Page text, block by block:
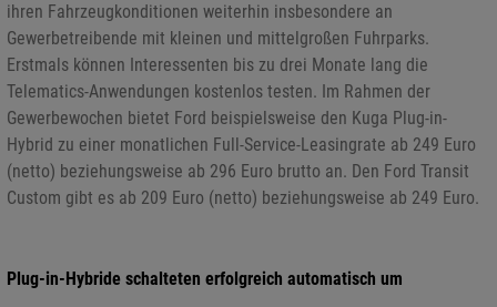
ihren Fahrzeugkonditionen weiterhin insbesondere an
Gewerbetreibende mit kleinen und mittelgroßen Fuhrparks.
Erstmals können Interessenten bis zu drei Monate lang die
Telematics-Anwendungen kostenlos testen. Im Rahmen der
Gewerbewochen bietet Ford beispielsweise den Kuga Plug-in-
Hybrid zu einer monatlichen Full-Service-Leasingrate ab 249 Euro
(netto) beziehungsweise ab 296 Euro brutto an. Den Ford Transit
Custom gibt es ab 209 Euro (netto) beziehungsweise ab 249 Euro.
Plug-in-Hybride schalteten erfolgreich automatisch um